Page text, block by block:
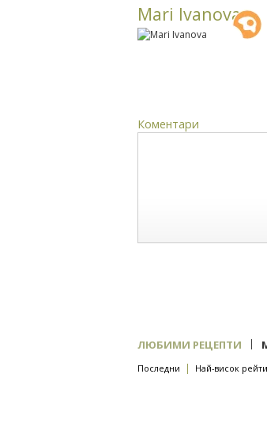
Mari Ivanova
Коментари
ЛЮБИМИ РЕЦЕПТИ |
Последни | Най-висок